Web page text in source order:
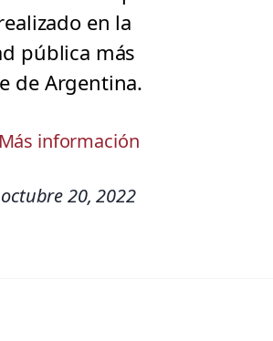
en la
pública más
de Argentina.
Más información
octubre 20, 2022